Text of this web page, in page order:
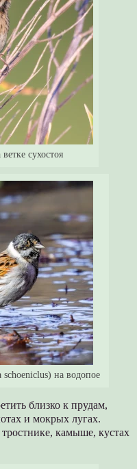
сухостоя
schoeniclus) на водопое
близко к прудам,
и мокрых лугах.
камыше, кустах